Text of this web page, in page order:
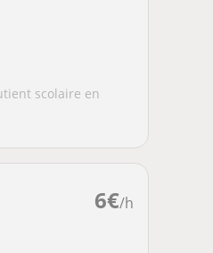
scolaire en
6€/h